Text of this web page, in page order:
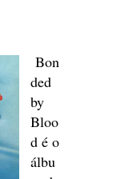
Bon
ded
by
Bloo
d é o
álbu